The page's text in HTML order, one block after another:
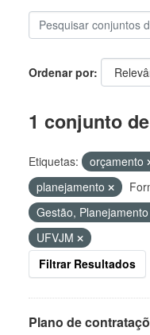
Ordenar por
1 conjunto
Etiquetas: orçamento
planejamento
Gestão,
UFVJM
Filtrar Resultados
Plano de